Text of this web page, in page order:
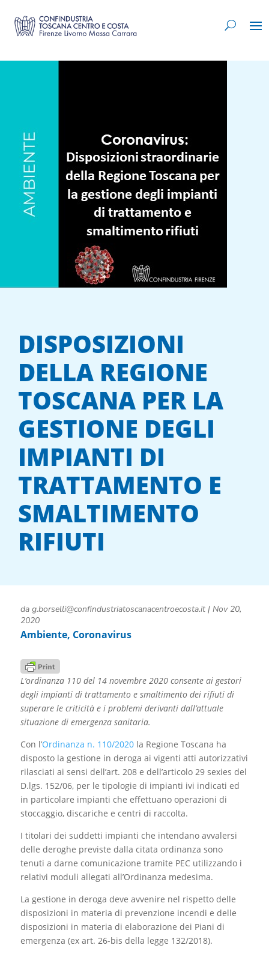
DISPOSIZIONI
DELLA REGIONE
TOSCANA PER LA
GESTIONE DEGLI
IMPIANTI DI
TRATTAMENTO E
SMALTIMENTO
RIFIUTI
da g.borselli@confindustriatoscanacentroecosta.it| Nov 20,
2020
Ambiente, Coronavirus
L’ordinanza 110 del 14 novembre 2020 consente ai gestori
degli impianti di trattamento e smaltimento dei rifiuti di
superare le criticità e i problemi derivanti dall’attuale
situazione di emergenza sanitaria.
Con l’Ordinanza n. 110/2020la Regione Toscana ha
disposto la gestione in deroga ai vigenti atti autorizzativi
rilasciati ai sensi dell’art. 208 e dell’articolo 29 sexies del
D.lgs. 152/06, per le tipologie di impianti ivi indicati ed
in particolare impianti che effettuano operazioni di
stoccaggio, discariche e centri di raccolta.
I titolari dei suddetti impianti che intendano avvalersi
delle deroghe previste dalla citata ordinanza sono
tenuti a darne comunicazione tramite PEC utilizzando i
relativi moduli allegati all’Ordinanza medesima.
La gestione in deroga deve avvenire nel rispetto delle
disposizioni in materia di prevenzione incendi e delle
disposizioni in materia di elaborazione dei Piani di
emergenza (ex art. 26-bis della legge 132/2018).